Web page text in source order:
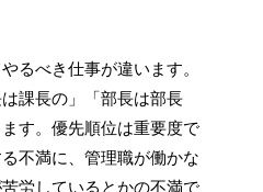
るべき仕事が違います。
課長の」「部長は部長
す。優先順位は重要度で
不満に、管理職が働かな
労しているとかの不満で